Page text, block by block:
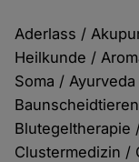
Aderlass /
Heilkunde /
Soma /
Blutegeltherapie
Clustermedizin /